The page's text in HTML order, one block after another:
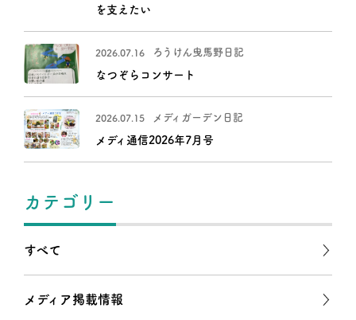
を支えたい
2026.07.16 ろうけん曳馬野日記
なつぞらコンサート
2026.07.15 メディガーデン日記
メディ通信2026年7月号
カテゴリー
すべて
メディア掲載情報